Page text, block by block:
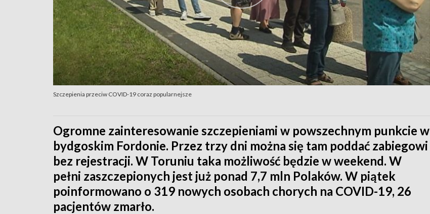
Szczepienia przeciw COVID-19 coraz popularnejsze
Ogromne zainteresowanie szczepieniami w powszechnym punkcie w
bydgoskim Fordonie. Przez trzy dni można się tam poddać zabiegowi
bez rejestracji. W Toruniu taka możliwość będzie w weekend. W
pełni zaszczepionych jest już ponad 7,7 mln Polaków. W piątek
poinformowano o 319 nowych osobach chorych na COVID-19, 26
pacjentów zmarło.